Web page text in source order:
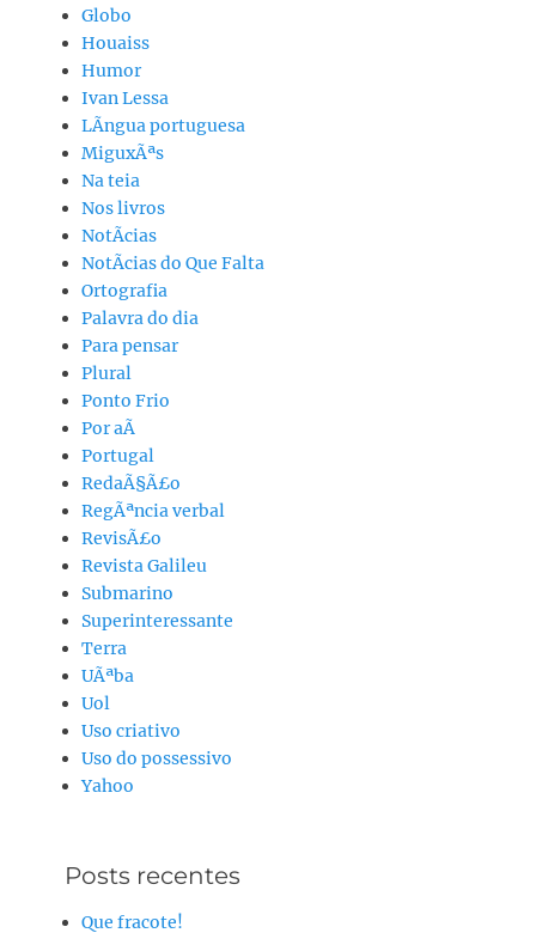
Globo
Houaiss
Humor
Ivan Lessa
LÃ­ngua portuguesa
MiguxÃªs
Na teia
Nos livros
NotÃ­cias
NotÃ­cias do Que Falta
Ortografia
Palavra do dia
Para pensar
Plural
Ponto Frio
Por aÃ­
Portugal
RedaÃ§Ã£o
RegÃªncia verbal
RevisÃ£o
Revista Galileu
Submarino
Superinteressante
Terra
UÃªba
Uol
Uso criativo
Uso do possessivo
Yahoo
Posts recentes
Que fracote!